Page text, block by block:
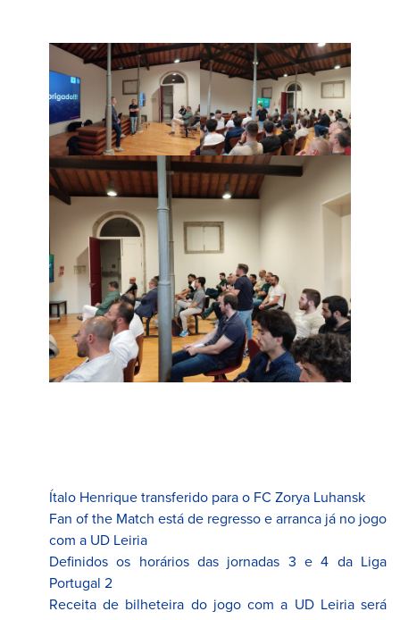
Ítalo Henrique transferido para o FC Zorya Luhansk
Fan of the Match está de regresso e arranca já no jogo
com a UD Leiria
Definidos os horários das jornadas 3 e 4 da Liga
Portugal 2
Receita de bilheteira do jogo com a UD Leiria será